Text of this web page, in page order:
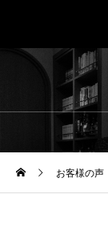
お客様の声